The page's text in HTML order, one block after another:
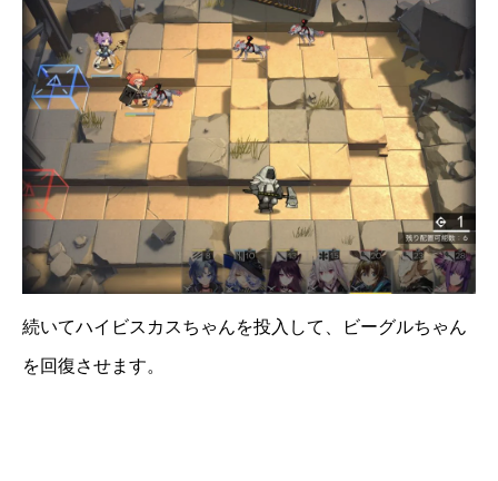
続いてハイビスカスちゃんを投入して、ビーグルちゃん
を回復させます。